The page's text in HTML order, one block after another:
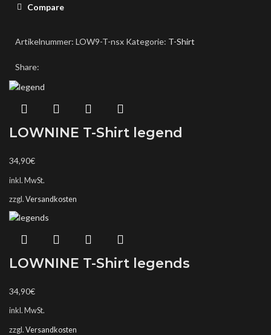
Compare
Artikelnummer: LOW9-T-nsx Kategorie: T-Shirt
Share:
LOWNINE T-Shirt legend
34,90€
inkl. MwSt.
zzgl. Versandkosten
LOWNINE T-Shirt legends
34,90€
inkl. MwSt.
zzgl. Versandkosten